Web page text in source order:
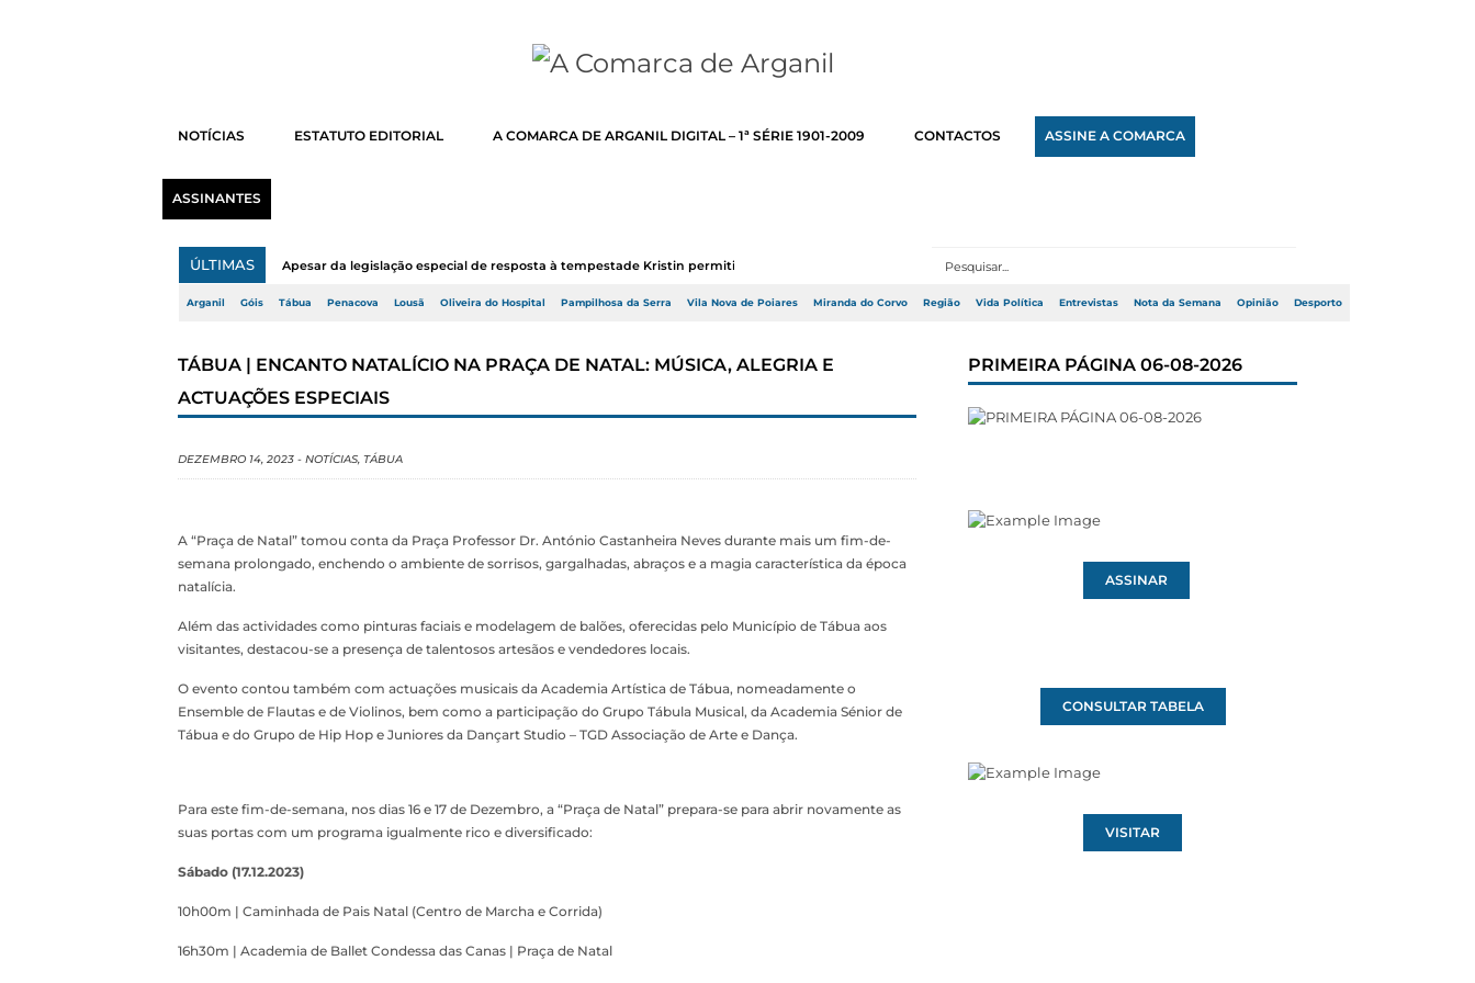
NOTÍCIAS ESTATUTO EDITORIAL A COMARCA DE ARGANIL DIGITAL – 1ª SÉRIE 1901-2009 CONTACTOS ASSINE A COMARCA
ASSINANTES
ÚLTIMAS Apesar da legislação especial de resposta à tempestade Kristin permitir a adj...
Arganil Góis Tábua Penacova Lousã Oliveira do Hospital Pampilhosa da Serra Vila Nova de Poiares Miranda do Corvo Região Vida Política Entrevistas Nota da Semana Opinião Desporto
TÁBUA | ENCANTO NATALÍCIO NA PRAÇA DE NATAL: MÚSICA, ALEGRIA E
ACTUAÇÕES ESPECIAIS
DEZEMBRO 14, 2023 - NOTÍCIAS, TÁBUA
A “Praça de Natal” tomou conta da Praça Professor Dr. António Castanheira Neves durante mais um fim-de-
semana prolongado, enchendo o ambiente de sorrisos, gargalhadas, abraços e a magia característica da época
natalícia.
Além das actividades como pinturas faciais e modelagem de balões, oferecidas pelo Município de Tábua aos
visitantes, destacou-se a presença de talentosos artesãos e vendedores locais.
O evento contou também com actuações musicais da Academia Artística de Tábua, nomeadamente o
Ensemble de Flautas e de Violinos, bem como a participação do Grupo Tábula Musical, da Academia Sénior de
Tábua e do Grupo de Hip Hop e Juniores da Dançart Studio – TGD Associação de Arte e Dança.
Para este fim-de-semana, nos dias 16 e 17 de Dezembro, a “Praça de Natal” prepara-se para abrir novamente as
suas portas com um programa igualmente rico e diversificado:
Sábado (17.12.2023)
10h00m | Caminhada de Pais Natal (Centro de Marcha e Corrida)
16h30m | Academia de Ballet Condessa das Canas | Praça de Natal
PRIMEIRA PÁGINA 06-08-2026
ASSINAR
CONSULTAR TABELA
VISITAR